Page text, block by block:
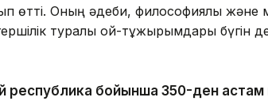
өтті. Оның әдеби, философиялық және
туралы ой-тұжырымдары бүгін
республика бойынша 350-ден астам